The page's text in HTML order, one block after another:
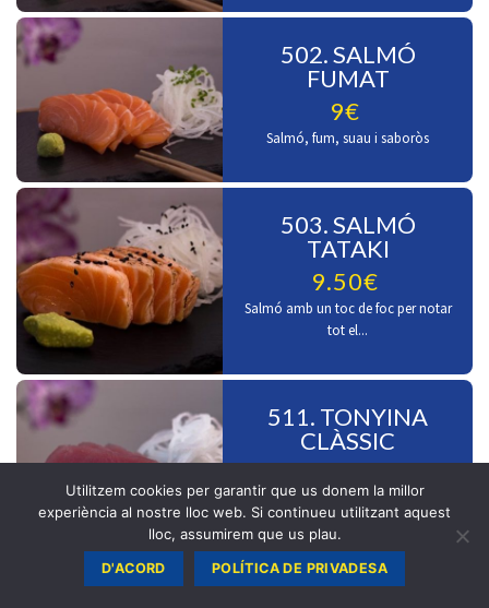
502. SALMÓ
FUMAT
9€
Salmó, fum, suau i saboròs
503. SALMÓ
TATAKI
9.50€
Salmó amb un toc de foc per notar
tot el...
511. TONYINA
CLÀSSIC
9.50€
Tonyina en estat pur
512. TONYINA
Utilitzem cookies per garantir que us donem la millor
experiència al nostre lloc web. Si continueu utilitzant aquest
lloc, assumirem que us plau.
D'ACORD POLÍTICA DE PRIVADESA